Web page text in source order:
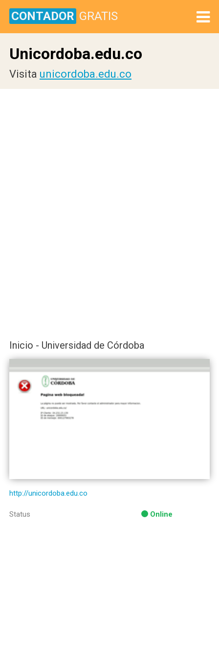
CONTADOR GRATIS
Unicordoba.edu.co
Visita unicordoba.edu.co
Inicio - Universidad de Córdoba
http://unicordoba.edu.co
Status Online